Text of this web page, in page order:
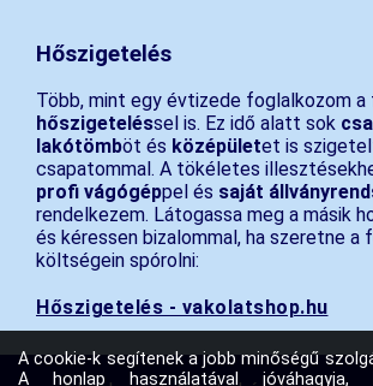
A cookie-k segítenek a jobb minőségű
A honlap használatával jóváhagyja,
Hőszigetelés
Több, mint egy évtizede foglalkozom
hőszigeteléssel is. Ez idő alatt sok
lakótömböt és középületet is
csapatommal. A tökéletes
profi vágógéppel és saját
rendelkezem. Látogassa meg a másik
és kéressen bizalommal, ha szeretne a
költségein spórolni:
Hőszigetelés - vakolatshop.hu